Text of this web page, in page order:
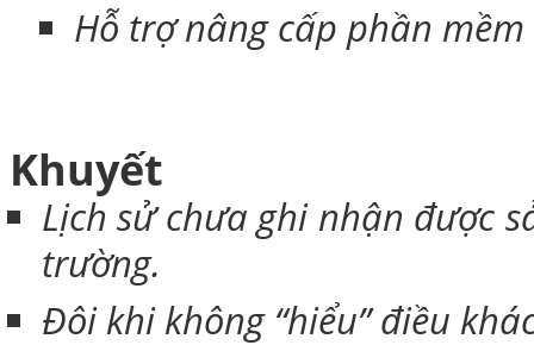
Hỗ trợ nâng cấp phần
Khuyết
Lịch sử chưa ghi nhận được
trường.
Đôi khi không “hiểu” điều